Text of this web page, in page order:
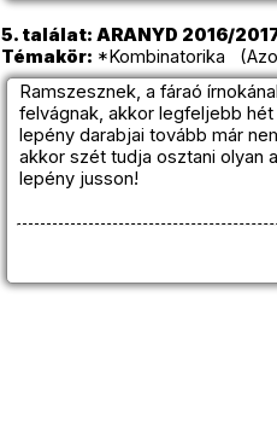
5. találat: ARANYD 2016/
Témakör: *Kombinatorika
Ramszesznek, a fáraó
felvágnak, akkor legfeljebb
lepény darabjai tovább már
akkor szét tudja osztani olyan
lepény jusson!